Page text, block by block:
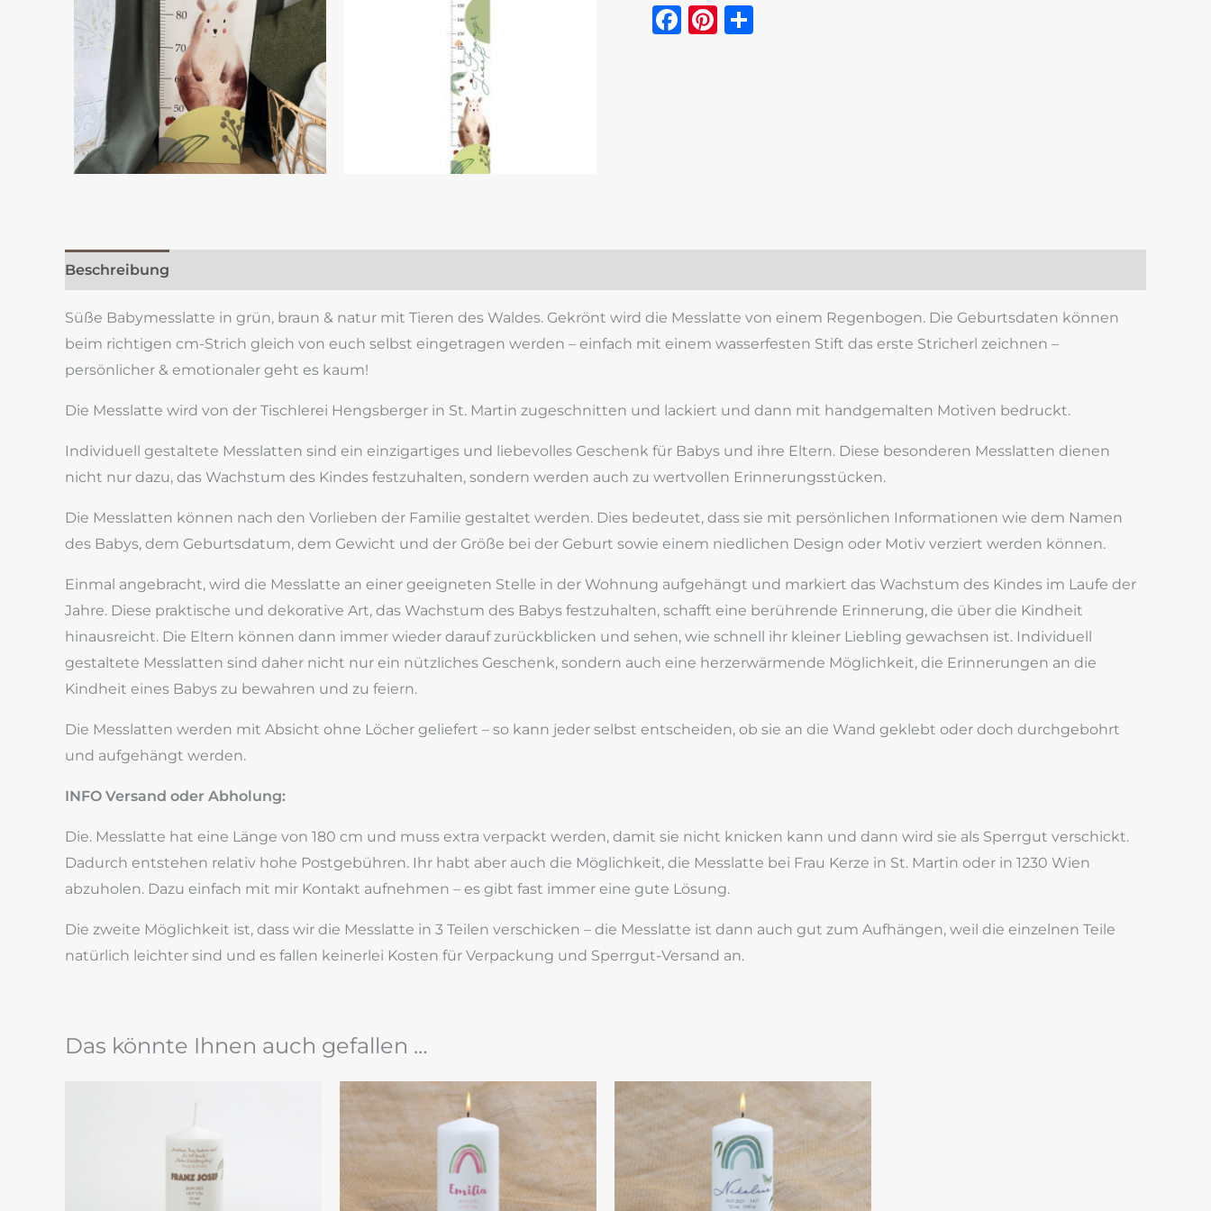
Facebook
Pinterest
Beschreibung
Süße Babymesslatte in grün, braun & natur mit Tieren des Waldes. Gekrönt wird die Messlatte von einem Regenbogen. Die Geburtsdaten können
beim richtigen cm-Strich gleich von euch selbst eingetragen werden – einfach mit einem wasserfesten Stift das erste Stricherl zeichnen –
persönlicher & emotionaler geht es kaum!
Die Messlatte wird von der Tischlerei Hengsberger in St. Martin zugeschnitten und lackiert und dann mit handgemalten Motiven bedruckt.
Individuell gestaltete Messlatten sind ein einzigartiges und liebevolles Geschenk für Babys und ihre Eltern. Diese besonderen Messlatten dienen
nicht nur dazu, das Wachstum des Kindes festzuhalten, sondern werden auch zu wertvollen Erinnerungsstücken.
Die Messlatten können nach den Vorlieben der Familie gestaltet werden. Dies bedeutet, dass sie mit persönlichen Informationen wie dem Namen
des Babys, dem Geburtsdatum, dem Gewicht und der Größe bei der Geburt sowie einem niedlichen Design oder Motiv verziert werden können.
Einmal angebracht, wird die Messlatte an einer geeigneten Stelle in der Wohnung aufgehängt und markiert das Wachstum des Kindes im Laufe der
Jahre. Diese praktische und dekorative Art, das Wachstum des Babys festzuhalten, schafft eine berührende Erinnerung, die über die Kindheit
hinausreicht. Die Eltern können dann immer wieder darauf zurückblicken und sehen, wie schnell ihr kleiner Liebling gewachsen ist. Individuell
gestaltete Messlatten sind daher nicht nur ein nützliches Geschenk, sondern auch eine herzerwärmende Möglichkeit, die Erinnerungen an die
Kindheit eines Babys zu bewahren und zu feiern.
Die Messlatten werden mit Absicht ohne Löcher geliefert – so kann jeder selbst entscheiden, ob sie an die Wand geklebt oder doch durchgebohrt
und aufgehängt werden.
INFO Versand oder Abholung:
Die. Messlatte hat eine Länge von 180 cm und muss extra verpackt werden, damit sie nicht knicken kann und dann wird sie als Sperrgut verschickt.
Dadurch entstehen relativ hohe Postgebühren. Ihr habt aber auch die Möglichkeit, die Messlatte bei Frau Kerze in St. Martin oder in 1230 Wien
abzuholen. Dazu einfach mit mir Kontakt aufnehmen – es gibt fast immer eine gute Lösung.
Die zweite Möglichkeit ist, dass wir die Messlatte in 3 Teilen verschicken – die Messlatte ist dann auch gut zum Aufhängen, weil die einzelnen Teile
natürlich leichter sind und es fallen keinerlei Kosten für Verpackung und Sperrgut-Versand an.
Das könnte Ihnen auch gefallen …